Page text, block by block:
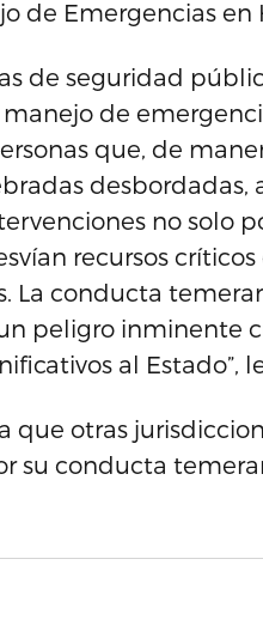
de Emergencias en
de seguridad
de
que, de
no solo
recursos
La conducta
peligro inminente
al Estado”,
otras
su conducta